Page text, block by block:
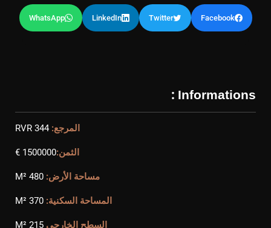
Facebook
Twitter
LinkedIn
WhatsApp
Informations :
المرجع: RVR 344
الثمن:1500000 €
مساحة الأرض: 480 M²
المساحة السكنية: 370 M²
السطح الخارجي 215 M²